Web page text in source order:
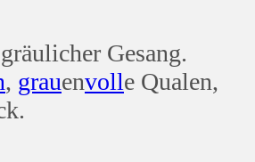
Gesang.
, grauenvolle Qualen,